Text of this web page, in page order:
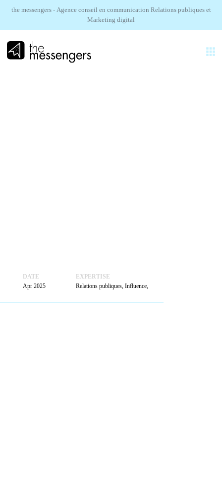
the messengers - Agence conseil en communication Relations publiques et
Marketing digital
DATE
Apr 2025
EXPERTISE
Relations publiques, Influence,